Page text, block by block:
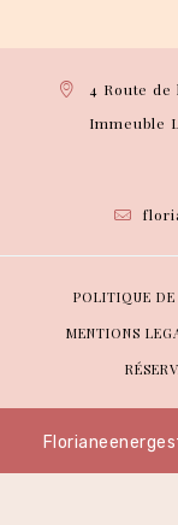
4 Route de
Immeuble
POLITIQUE
MENTIONS